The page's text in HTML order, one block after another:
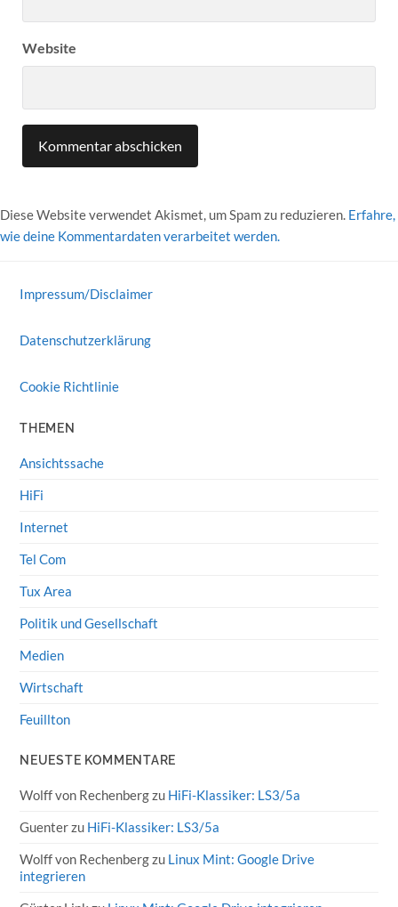
Website
Diese Website verwendet Akismet, um Spam zu reduzieren. Erfahre,
wie deine Kommentardaten verarbeitet werden.
Impressum/Disclaimer
Datenschutzerklärung
Cookie Richtlinie
THEMEN
Ansichtssache
HiFi
Internet
Tel Com
Tux Area
Politik und Gesellschaft
Medien
Wirtschaft
Feuillton
NEUESTE KOMMENTARE
Wolff von Rechenbergzu HiFi-Klassiker: LS3/5a
Guenterzu HiFi-Klassiker: LS3/5a
Wolff von Rechenbergzu Linux Mint: Google Drive
integrieren